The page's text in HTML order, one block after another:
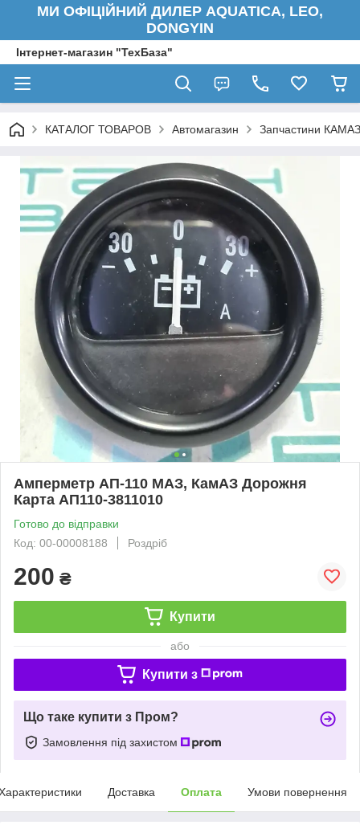
МИ ОФІЦІЙНИЙ ДИЛЕР AQUATICA, LEO,
DONGYIN
Інтернет-магазин "ТехБаза"
КАТАЛОГ ТОВАРОВ Автомагазин Запчастини
Амперметр АП-110 МАЗ, КамАЗ Дорожня
Карта АП110-3811010
Готово до відправки
Код: 00-00008188
Роздріб
200 ₴
Купити
або
Купити з
Що таке купити з Пром?
Замовлення під захистом
Доставка Оплата Умови повернення